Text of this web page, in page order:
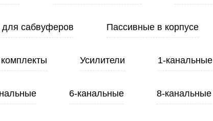
для сабвуферов Пассивные в корпусе
Усилители 1-канальные
6-канальные 8-канальные